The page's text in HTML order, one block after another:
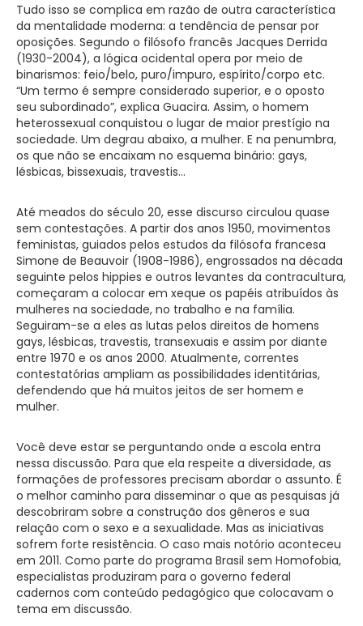
Tudo isso se complica em razão de outra característica
da mentalidade moderna: a tendência de pensar por
oposições. Segundo o filósofo francês Jacques Derrida
(1930-2004), a lógica ocidental opera por meio de
binarismos: feio/belo, puro/impuro, espírito/corpo etc.
“Um termo é sempre considerado superior, e o oposto
seu subordinado”, explica Guacira. Assim, o homem
heterossexual conquistou o lugar de maior prestígio na
sociedade. Um degrau abaixo, a mulher. E na penumbra,
os que não se encaixam no esquema binário: gays,
lésbicas, bissexuais, travestis…
Até meados do século 20, esse discurso circulou quase
sem contestações. A partir dos anos 1950, movimentos
feministas, guiados pelos estudos da filósofa francesa
Simone de Beauvoir (1908-1986), engrossados na década
seguinte pelos hippies e outros levantes da contracultura,
começaram a colocar em xeque os papéis atribuídos às
mulheres na sociedade, no trabalho e na família.
Seguiram-se a eles as lutas pelos direitos de homens
gays, lésbicas, travestis, transexuais e assim por diante
entre 1970 e os anos 2000. Atualmente, correntes
contestatórias ampliam as possibilidades identitárias,
defendendo que há muitos jeitos de ser homem e
mulher.
Você deve estar se perguntando onde a escola entra
nessa discussão. Para que ela respeite a diversidade, as
formações de professores precisam abordar o assunto. É
o melhor caminho para disseminar o que as pesquisas já
descobriram sobre a construção dos gêneros e sua
relação com o sexo e a sexualidade. Mas as iniciativas
sofrem forte resistência. O caso mais notório aconteceu
em 2011. Como parte do programa Brasil sem Homofobia,
especialistas produziram para o governo federal
cadernos com conteúdo pedagógico que colocavam o
tema em discussão.